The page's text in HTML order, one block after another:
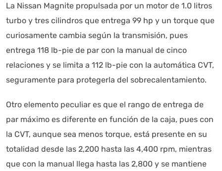
La Nissan Magnite propulsada por un motor de 1.0 litros
turbo y tres cilindros que entrega 99 hp y un torque que
curiosamente cambia según la transmisión, pues
entrega 118 lb-pie de par con la manual de cinco
relaciones y se limita a 112 lb-pie con la automática CVT,
seguramente para protegerla del sobrecalentamiento.
Otro elemento peculiar es que el rango de entrega de
par máximo es diferente en función de la caja, pues con
la CVT, aunque sea menos torque, está presente en su
totalidad desde las 2,200 hasta las 4,400 rpm, mientras
que con la manual llega hasta las 2,800 y se mantiene